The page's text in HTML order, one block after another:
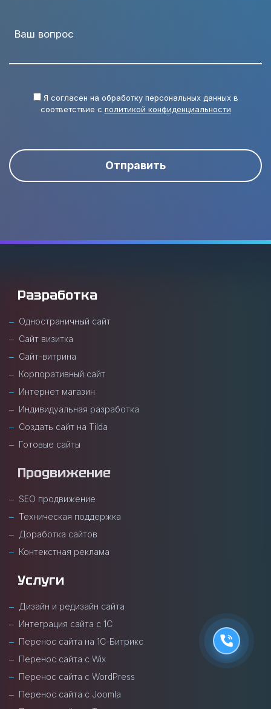
Ваш вопрос
Я согласен на обработку персональных данных в
соответствие с политикой конфиденциальности
Отправить
Разработка
Одностраничный сайт
Сайт визитка
Сайт-витрина
Корпоративный сайт
Интернет магазин
Индивидуальная разработка
Создать сайт на Tilda
Готовые сайты
Продвижение
SEO продвижение
Техническая поддержка
Доработка сайтов
Контекстная реклама
Услуги
Дизайн и редизайн сайта
Интеграция сайта с 1С
Перенос сайта на 1С-Битрикс
Перенос сайта с Wix
Перенос сайта с WordPress
Перенос сайта с Joomla